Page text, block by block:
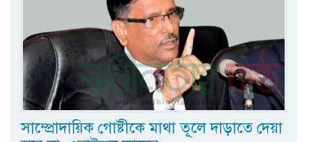
সাম্প্রোদায়িক গোষ্টীকে মাথা তূলে দাড়াতে দেয়া